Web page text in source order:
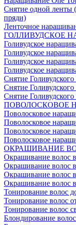
Снятие одной ленты
пряди)
Ленточное
ГОЛЛИВУДСКОЕ
Голивудское
Голивудское
Голивудское
Голивудское
Снятие
Снятие
Снятие
ПОВОЛОСКОВОЕ
Поволосковое
Поволосковое
Поволосковое
Поволосковое
ОКРАШИВАНИЕ
Окрашивание волос
Окрашивание волос
Окрашивание волос
Окрашивание волос
Тонирование волос
Тонирование волос
Тонирование волос
Блондирование